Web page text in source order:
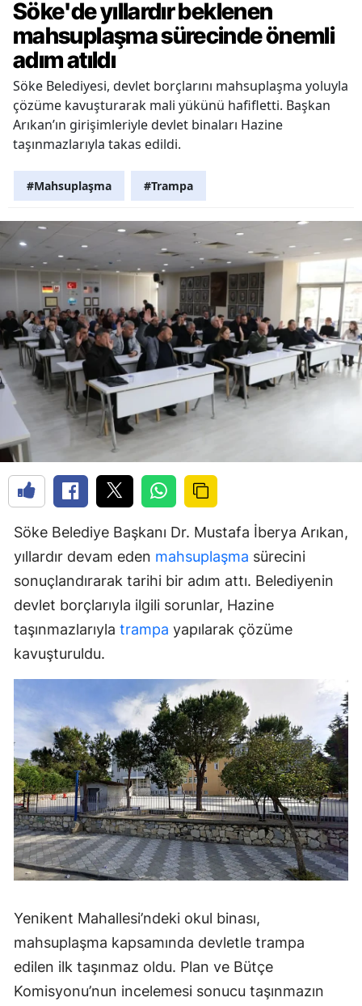
Söke'de yıllardır beklenen
mahsuplaşma sürecinde önemli
adım atıldı
Söke Belediyesi, devlet borçlarını mahsuplaşma yoluyla
çözüme kavuşturarak mali yükünü hafifletti. Başkan
Arıkan’ın girişimleriyle devlet binaları Hazine
taşınmazlarıyla takas edildi.
#Mahsuplaşma #Trampa
Söke Belediye Başkanı Dr. Mustafa İberya Arıkan,
yıllardır devam eden mahsuplaşma sürecini
sonuçlandırarak tarihi bir adım attı. Belediyenin
devlet borçlarıyla ilgili sorunlar, Hazine
taşınmazlarıyla trampa yapılarak çözüme
kavuşturuldu.
Yenikent Mahallesi’ndeki okul binası,
mahsuplaşma kapsamında devletle trampa
edilen ilk taşınmaz oldu. Plan ve Bütçe
Komisyonu’nun incelemesi sonucu taşınmazın